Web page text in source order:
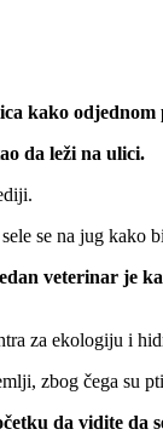
kako odjednom
da leži na ulici.
se na jug kako
veterinar je
za ekologiju i
zbog čega su
da vidite da